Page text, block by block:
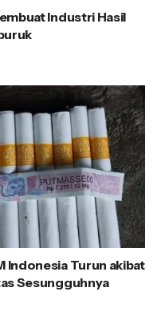
Industri Hasil
Indonesia Turun akibat
Sesungguhnya